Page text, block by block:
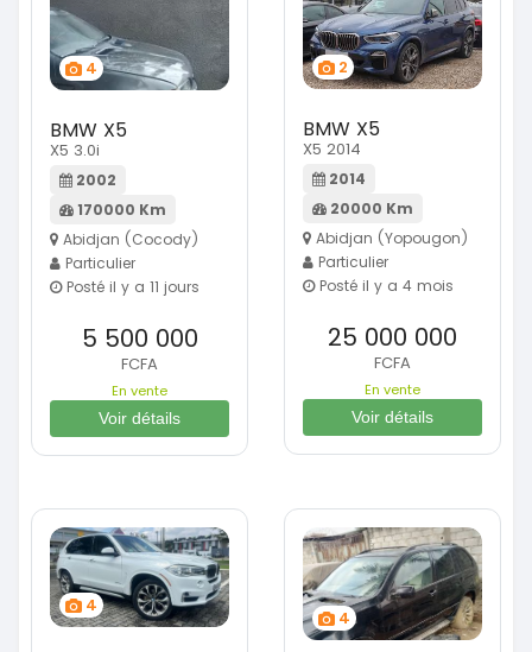
4
BMW X5
X5 3.0i
2002
170000 Km
Abidjan (Cocody)
Particulier
Posté il y a 11 jours
5 500 000
FCFA
En vente
Voir détails
2
BMW X5
X5 2014
2014
20000 Km
Abidjan (Yopougon)
Particulier
Posté il y a 4 mois
25 000 000
FCFA
En vente
Voir détails
4
4